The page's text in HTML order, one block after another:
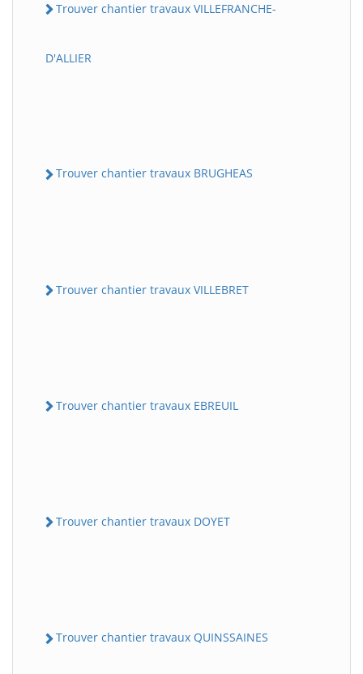
Trouver chantier travaux VILLEFRANCHE-
D'ALLIER
Trouver chantier travaux BRUGHEAS
Trouver chantier travaux VILLEBRET
Trouver chantier travaux EBREUIL
Trouver chantier travaux DOYET
Trouver chantier travaux QUINSSAINES